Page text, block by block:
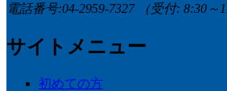
電話番号:04-2959-7327
（受付: 8:30～
サイトメニュー
初めての方